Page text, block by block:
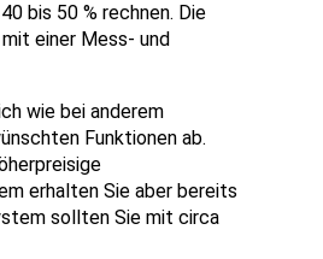
bis 50 % rechnen. Die
einer Mess- und
wie bei anderem
Funktionen ab.
erhalten Sie aber bereits
sollten Sie mit circa